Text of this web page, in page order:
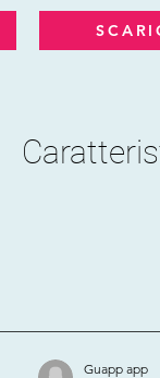
Guapp app